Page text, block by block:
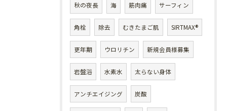
秋の夜長 海 筋肉痛 サーフィン
角栓 除去 むきたまご肌 SIRTMAX®
更年期 ウロリチン 新規会員様募集
岩盤浴 水素水 太らない身体
アンチエイジング 炭酸